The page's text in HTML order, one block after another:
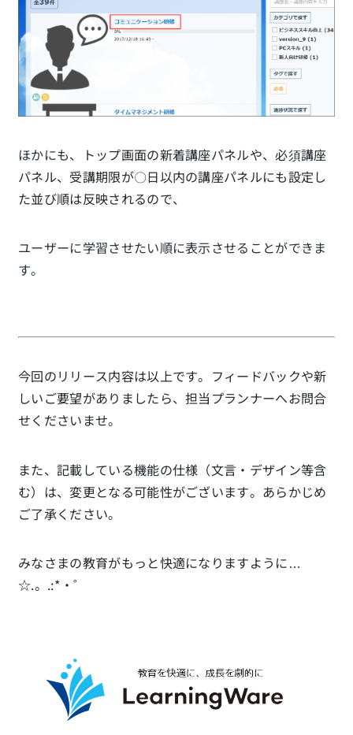
ほかにも、
トップ画面の新着講座パネルや、必須講座
パネル、受講期限が〇日以内の講座パネルにも設定し
た並び順は反映されるので、
ユーザーに学習させたい順に表示させることができま
す。
今回のリリース内容は以上です。フィードバックや新
しいご要望がありましたら、担当プランナーへお問合
せくださいませ。
また、記載している機能の仕様（文言・デザイン等含
む）は、変更となる可能性がございます。あらかじめ
ご了承ください。
みなさまの教育がもっと快適になりますように…
☆.。.:*・゜